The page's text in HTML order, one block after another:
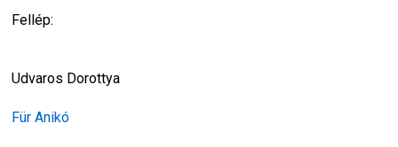
Fellép:
Udvaros Dorottya
Für Anikó